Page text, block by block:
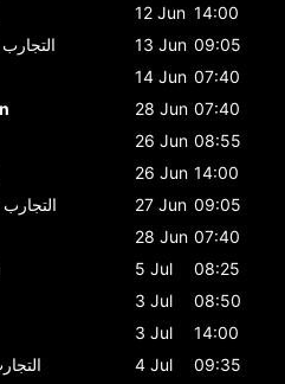
12 Jun 14:00
التجارب 13 Jun 09:05
14 Jun 07:40
28 Jun 07:40
26 Jun 08:55
26 Jun 14:00
التجارب 27 Jun 09:05
28 Jun 07:40
5 Jul
08:25
3 Jul
08:50
3 Jul
14:00
4 Jul
09:35